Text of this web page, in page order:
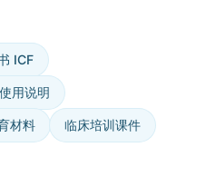
ICF
用说明
材料 临床培训课件